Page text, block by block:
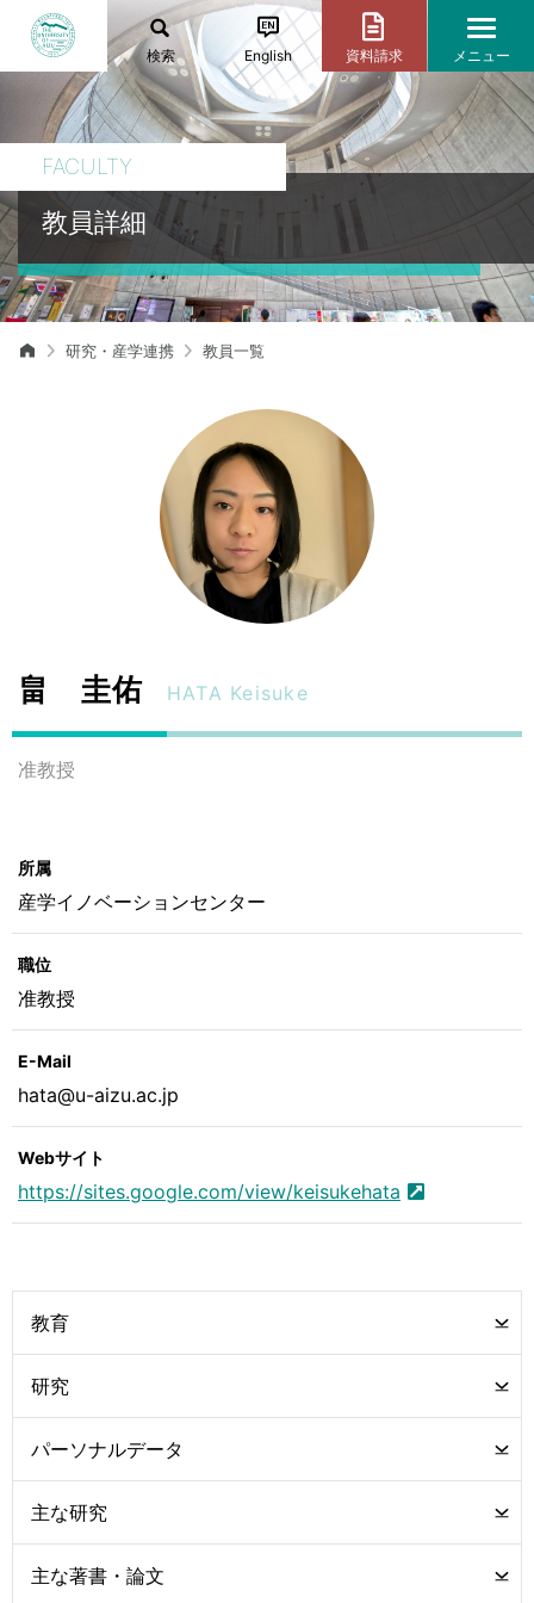
検索 English 資料請求 メニュー
教員詳細
FACULTY
研究・産学連携 教員一覧
畠 圭佑 HATA Keisuke
准教授
所属
産学イノベーションセンター
職位
准教授
E-Mail
hata@u-aizu.ac.jp
Webサイト
https://sites.google.com/view/keisukehata
教育
研究
パーソナルデータ
主な研究
主な著書・論文